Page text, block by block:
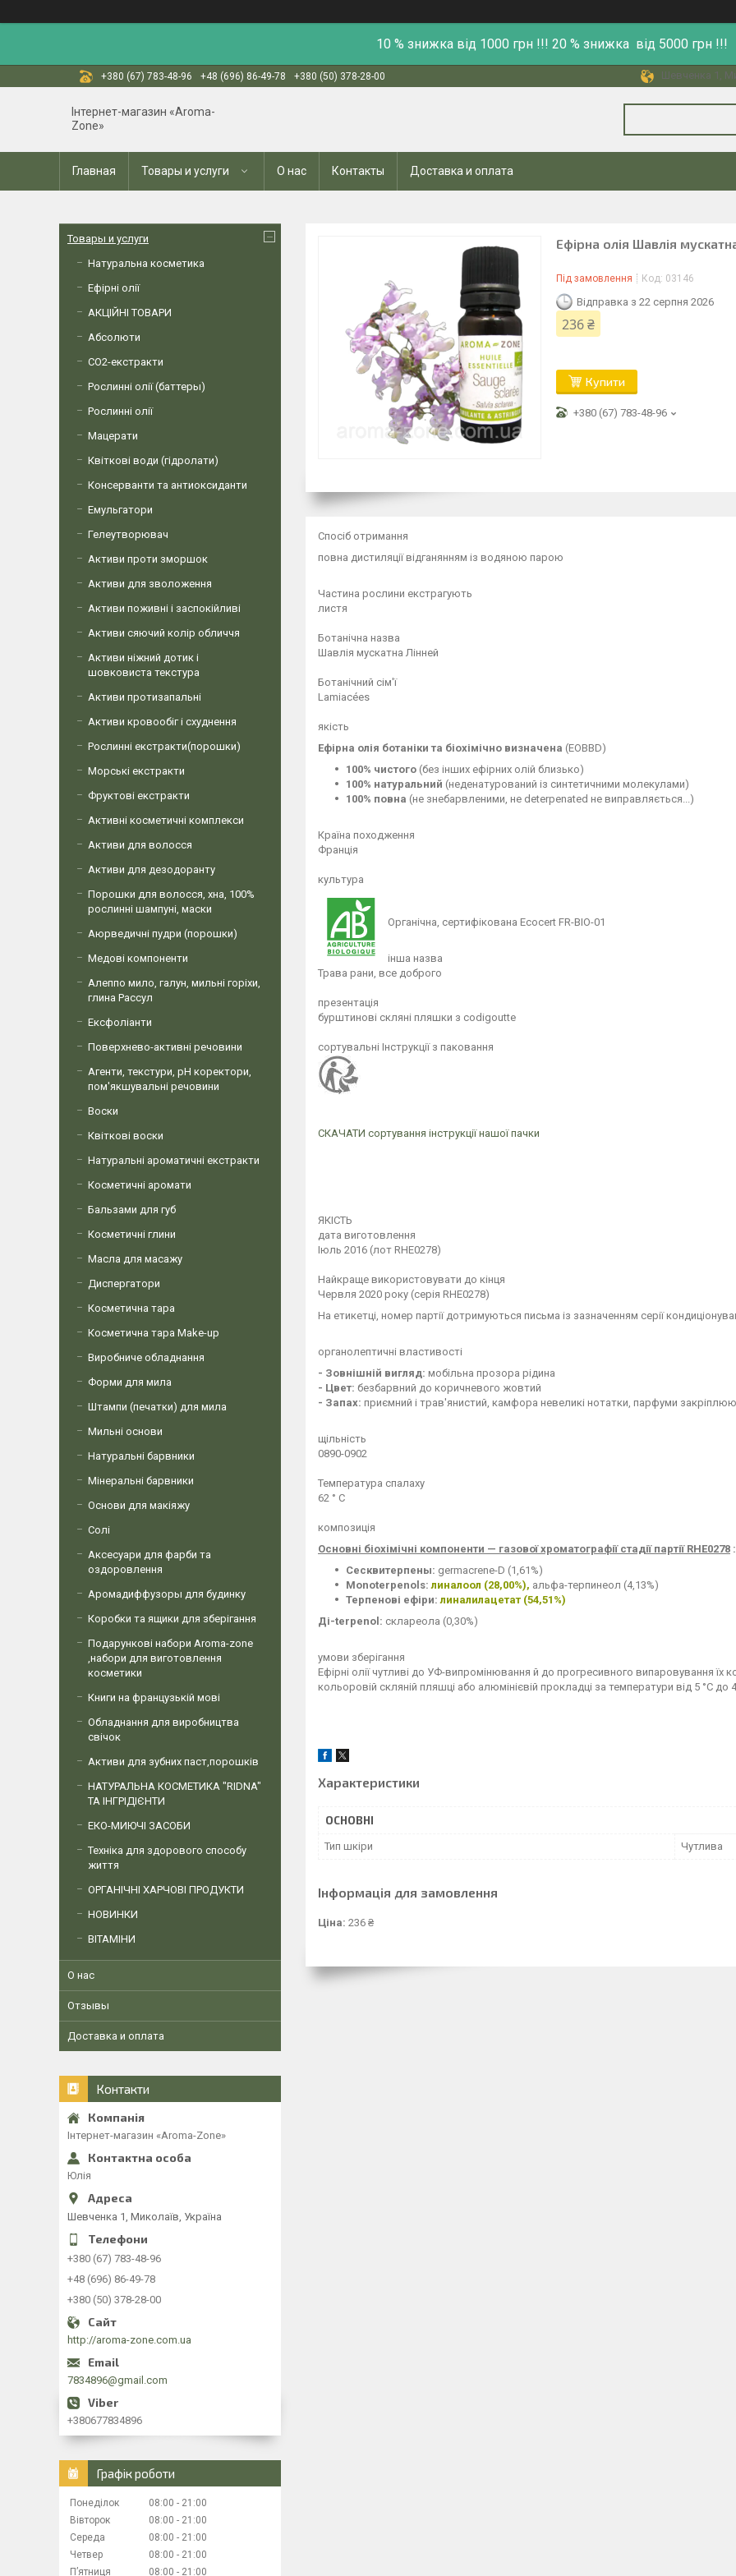
10 % знижка від 1000 грн !!! 20 % знижка від 5000 грн !!!
+380 (67) 783-48-96 +48 (696) 86-49-78 +380 (50) 378-28-00 Шевченка 1,
Інтернет-магазин «Aroma-
Zone»
Главная Товары и услуги О нас Контакты Доставка и оплата
Ефірна олія Шавлія
Під замовлення Код: 03146
Відправка з 22 серпня 2026
236 ₴
Купити
+380 (67) 783-48-96
Спосіб отримання
повна дистиляції відганянням із водяною парою
Частина рослини екстрагують
листя
Ботанічна назва
Шавлія мускатна Лінней
Ботанічний сім'ї
Lamiacées
якість
Ефірна олія ботаніки та біохімічно визначена (EOBBD)
100% чистого (без інших ефірних олій близько)
100% натуральний (неденатурований із синтетичними молекулами)
100% повна (не знебарвленими, не deterpenated не виправляється...)
Країна походження
Франція
культура
Органічна, сертифікована Ecocert FR-BIO-01
інша назва
Трава рани, все доброго
презентація
бурштинові скляні пляшки з codigoutte
сортувальні Інструкції з паковання
СКАЧАТИ сортування інструкції нашої пачки
ЯКІСТЬ
дата виготовлення
Іюль 2016 (лот RHE0278)
Найкраще використовувати до кінця
Червля 2020 року (серія RHE0278)
На етикетці, номер партії дотримуються письма із зазначенням серії
органолептичні властивості
- Зовнішній вигляд: мобільна прозора рідина
- Цвет: безбарвний до коричневого жовтий
- Запах: приємний і трав'янистий, камфора невеликі нотатки, парфуми
щільність
0890-0902
Температура спалаху
62 ° C
композиція
Основні біохімічні компоненти — газової хроматографії стадії партії RHE0278 :
Сесквитерпены: germacrene-D (1,61%)
Monoterpenols:линалоол (28,00%), альфа-терпинеол (4,13%)
Терпенові ефіри:линалилацетат (54,51%)
Ді-terpenol: склареола (0,30%)
умови зберігання
Ефірні олії чутливі до УФ-випромінювання й до прогресивного випаровування їх
кольоровій скляній пляшці або алюмінієвій прокладці за температури від 5 °C до
Характеристики
ОСНОВНІ
Тип шкіри Чутлива
Інформація для замовлення
Ціна: 236 ₴
Товары и услуги
Натуральна косметика
Ефірні олії
АКЦІЙНІ ТОВАРИ
Абсолюти
СО2-екстракти
Рослинні олії (баттеры)
Рослинні олії
Мацерати
Квіткові води (гідролати)
Консерванти та антиоксиданти
Емульгатори
Гелеутворювач
Активи проти зморшок
Активи для зволоження
Активи поживні і заспокійливі
Активи сяючий колір обличчя
Активи ніжний дотик і
шовковиста текстура
Активи протизапальні
Активи кровообіг і схуднення
Рослинні екстракти(порошки)
Морські екстракти
Фруктові екстракти
Активні косметичні комплекси
Активи для волосся
Активи для дезодоранту
Порошки для волосся, хна, 100%
рослинні шампуні, маски
Аюрведичні пудри (порошки)
Медові компоненти
Алеппо мило, галун, мильні горіхи,
глина Рассул
Ексфоліанти
Поверхнево-активні речовини
Агенти, текстури, рН коректори,
пом'якшувальні речовини
Воски
Квіткові воски
Натуральні ароматичні екстракти
Косметичні аромати
Бальзами для губ
Косметичні глини
Масла для масажу
Диспергатори
Косметична тара
Косметична тара Make-up
Виробниче обладнання
Форми для мила
Штампи (печатки) для мила
Мильні основи
Натуральні барвники
Мінеральні барвники
Основи для макіяжу
Солі
Аксесуари для фарби та
оздоровлення
Аромадиффузоры для будинку
Коробки та ящики для зберігання
Подарункові набори Aroma-zone
,набори для виготовлення
косметики
Книги на французькій мові
Обладнання для виробництва
свічок
Активи для зубних паст,порошків
НАТУРАЛЬНА КОСМЕТИКА "RIDNA"
ТА ІНГРІДІЄНТИ
ЕКО-МИЮЧІ ЗАСОБИ
Техніка для здорового способу
життя
ОРГАНІЧНІ ХАРЧОВІ ПРОДУКТИ
НОВИНКИ
ВІТАМІНИ
О нас
Отзывы
Доставка и оплата
Контакти
Інтернет-магазин «Aroma-Zone»
Юлія
Шевченка 1, Миколаїв, Україна
+380 (67) 783-48-96
+48 (696) 86-49-78
+380 (50) 378-28-00
http://aroma-zone.com.ua
7834896@gmail.com
+380677834896
Графік роботи
Понеділок 08:00
21:00
Вівторок
08:00
21:00
Середа
08:00
21:00
Четвер
08:00
21:00
Пʼятниця
08:00 21:00